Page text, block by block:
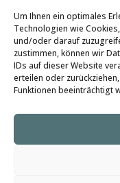
Um Ihnen ein optimales
Technologien wie
und/oder darauf
zustimmen, können wir
IDs auf dieser Website
erteilen oder
Funktionen beeinträchtigt
Kontakt